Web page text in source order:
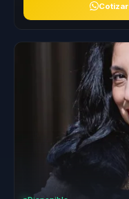
Cotizar